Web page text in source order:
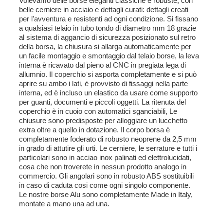
belle cerniere in acciaio e dettagli curati: dettagli creati
per l'avventura e resistenti ad ogni condizione. Si fissano
a qualsiasi telaio in tubo tondo di diametro mm 18 grazie
al sistema di aggancio di sicurezza posizionato sul retro
della borsa, la chiusura si allarga automaticamente per
un facile montaggio e smontaggio dal telaio borse, la leva
interna è ricavato dal pieno al CNC in pregiata lega di
allumnio. Il coperchio si asporta completamente e si può
aprire su ambo i lati, è provvisto di fissaggi nella parte
interna, ed è incluso un elastico da usare come supporto
per guanti, documenti e piccoli oggetti. La ritenuta del
coperchio è in cuoio con automatici sganciabili, Le
chiusure sono predisposte per alloggiare un lucchetto
extra oltre a quello in dotazione. Il corpo borsa è
completamente foderato di robusto neoprene da 2,5 mm
in grado di attutire gli urti. Le cerniere, le serrature e tutti i
particolari sono in acciao inox palinati ed elettrolucidati,
cosa che non troverete in nessun prodotto analogo in
commercio. Gli angolari sono in robusto ABS sostituibili
in caso di caduta cosi come ogni singolo componente.
Le nostre borse Alu sono completamente Made in Italy,
montate a mano una ad una.